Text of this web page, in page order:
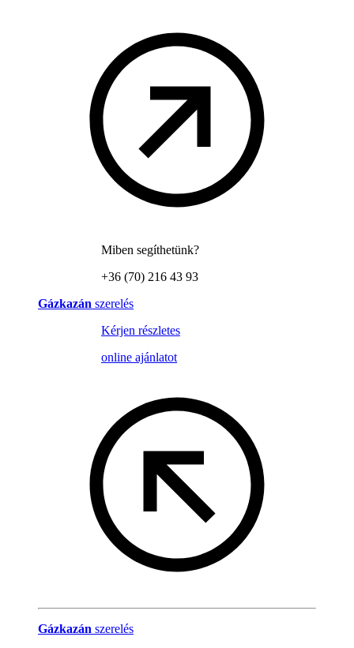
Miben segíthetünk?
+36 (70) 216 43 93
Gázkazán szerelés
Kérjen részletes
online ajánlatot
Gázkazán szerelés